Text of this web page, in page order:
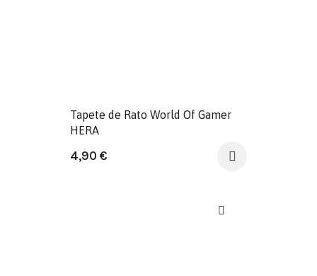
Tapete de Rato World Of Gamer
HERA
4,90 €